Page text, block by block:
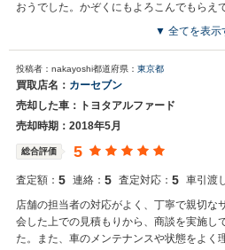
おうでした。かぞくにもよろこんでもらえ
▼ 全てを表示
投稿者：nakayoshi都道府県： 東京都
買取店名： カーセブン
売却した車：トヨタアルファード
売却時期：2018年5月
総合評価 5
査定額： 5 連絡： 5 査定対応： 5 車引渡
店舗の担当者の対応がよく、丁寧で親切な
会した上での見積もりから、商談を実施し
た。また、車のメンテナンスや状態をよく